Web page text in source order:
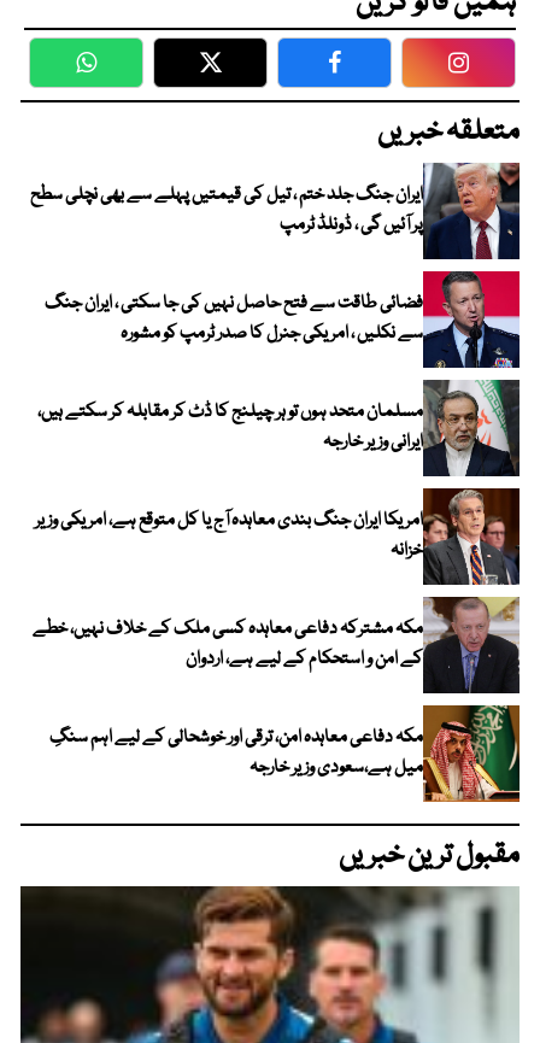
WhatsApp Twitter Facebook
متعلقہ خبریں
ایران جنگ جلد ختم ، تیل کی قیمتیں پہلے سے بھی نچلی سطح
پر آئیں گی ، ڈونلڈ ٹرمپ
فضائی طاقت سے فتح حاصل نہیں کی جا سکتی ، ایران جنگ
سے نکلیں ، امریکی جنرل کا صدر ٹرمپ کو مشورہ
مسلمان متحد ہوں تو ہر چیلنج کا ڈٹ کر مقابلہ کر سکتے ہیں،
ایرانی وزیر خارجہ
امریکا ایران جنگ بندی معاہدہ آج یا کل متوقع ہے، امریکی وزیر
خزانہ
مکہ مشترکہ دفاعی معاہدہ کسی ملک کے خلاف نہیں، خطے
کے امن و استحکام کے لیے ہے، اردوان
مکہ دفاعی معاہدہ امن، ترقی اور خوشحالی کے لیے اہم سنگِ
میل ہے،سعودی وزیر خارجہ
مقبول ترین خبریں